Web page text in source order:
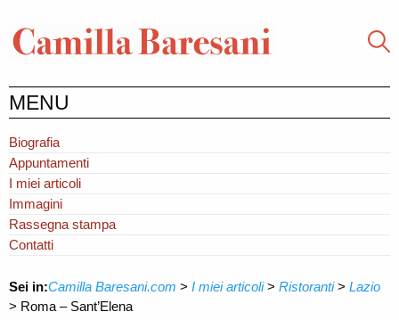
MENU
Biografia
Appuntamenti
I miei articoli
Immagini
Rassegna stampa
Contatti
Sei in:Camilla Baresani.com > I miei articoli> Ristoranti> Lazio
> Roma – Sant’Elena